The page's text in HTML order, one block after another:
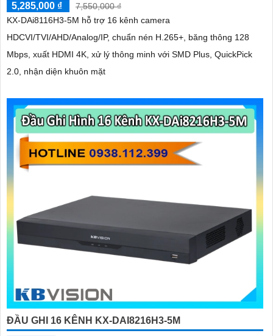
5,285,000 ₫
7,550,000 ₫
KX-DAi8116H3-5M hỗ trợ 16 kênh camera
HDCVI/TVI/AHD/Analog/IP, chuẩn nén H.265+, băng thông 128
Mbps, xuất HDMI 4K, xử lý thông minh với SMD Plus, QuickPick
2.0, nhận diện khuôn mặt
ĐẦU GHI 16 KÊNH KX-DAI8216H3-5M